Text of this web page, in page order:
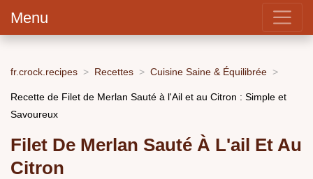
Menu
fr.crock.recipes Recettes Cuisine Saine & Équilibrée
Recette de Filet de Merlan Sauté à l'Ail et au Citron : Simple et
Savoureux
Filet De Merlan Sauté À L'ail Et Au
Citron